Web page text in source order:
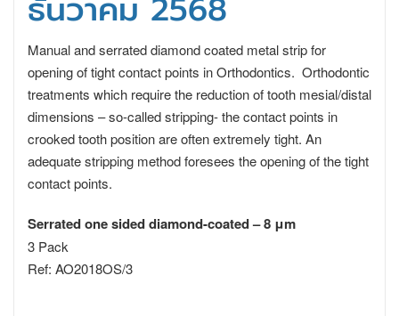
ธันวาคม 2568
Manual and serrated diamond coated metal strip for
opening of tight contact points in Orthodontics. Orthodontic
treatments which require the reduction of tooth mesial/distal
dimensions – so-called stripping- the contact points in
crooked tooth position are often extremely tight. An
adequate stripping method foresees the opening of the tight
contact points.
Serrated one sided diamond-coated – 8 μm
3 Pack
Ref: AO2018OS/3